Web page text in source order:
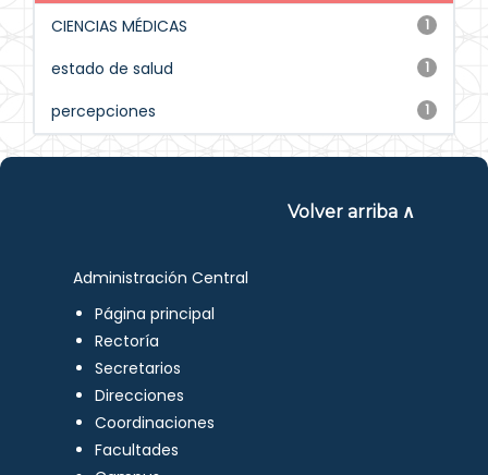
1
CIENCIAS MÉDICAS
1
estado de salud
1
percepciones
Volver arriba ∧
Administración Central
Página principal
Rectoría
Secretarios
Direcciones
Coordinaciones
Facultades